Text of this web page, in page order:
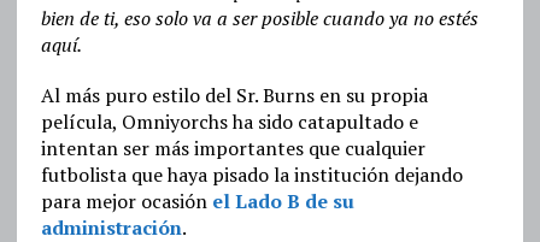
bien de ti, eso solo va a ser posible cuando ya no estés
aquí.
Al más puro estilo del Sr. Burns en su propia
película, Omniyorchs ha sido catapultado e
intentan ser más importantes que cualquier
futbolista que haya pisado la institución dejando
para mejor ocasión el Lado B de su
administración.